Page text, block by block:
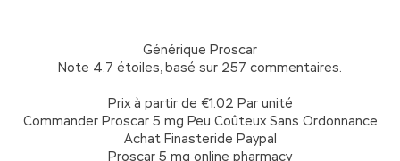
Générique Proscar
Note 4.7 étoiles, basé sur 257 commentaires.
Prix à partir de €1.02 Par unité
Commander Proscar 5 mg Peu Coûteux Sans Ordonnance
Achat Finasteride Paypal
Proscar 5 mg online pharmacy